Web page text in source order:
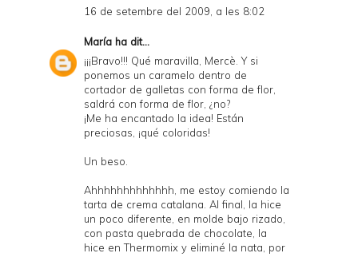
16 de setembre del 2009, a les 8:02
María ha dit...
¡¡¡Bravo!!! Qué maravilla, Mercè. Y si
ponemos un caramelo dentro de
cortador de galletas con forma de flor,
saldrá con forma de flor, ¿no?
¡Me ha encantado la idea! Están
preciosas, ¡qué coloridas!
Un beso.
Ahhhhhhhhhhhhh, me estoy comiendo la
tarta de crema catalana. Al final, la hice
un poco diferente, en molde bajo rizado,
con pasta quebrada de chocolate, la
hice en Thermomix y eliminé la nata, por